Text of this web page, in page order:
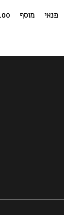
פנאי מוסף